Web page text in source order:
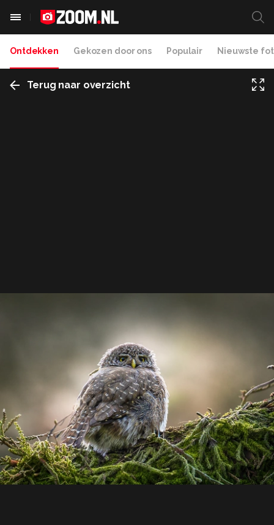
Ontdekken Gekozen door ons Populair Nieuwste
Terug naar overzicht